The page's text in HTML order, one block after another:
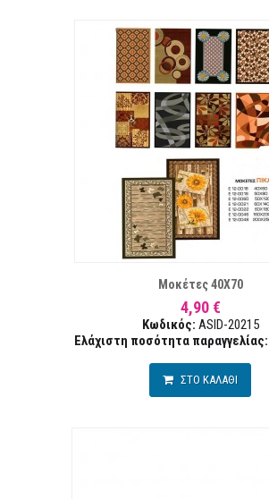
Μοκέτες 40Χ70
4,90 €
Κωδικός: ASID-20215
Ελάχιστη ποσότητα παραγγελίας:
ΣΤΟ ΚΑΛΑΘΙ